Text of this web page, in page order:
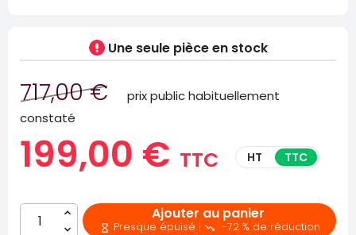
Une seule pièceen stock
717,00 €
prix public habituellement
constaté
199,00 € TTC HT TTC
Ajouter au panier
 Presque épuisé |  -72 % de réduction